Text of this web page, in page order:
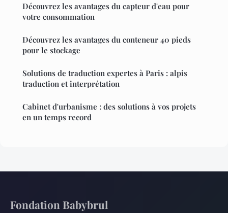
Découvrez les avantages du capteur d'eau pour
votre consommation
Découvrez les avantages du conteneur 40 pieds
pour le stockage
Solutions de traduction expertes à Paris : alpis
traduction et interprétation
Cabinet d'urbanisme : des solutions à vos projets
en un temps record
Fondation Babybrul